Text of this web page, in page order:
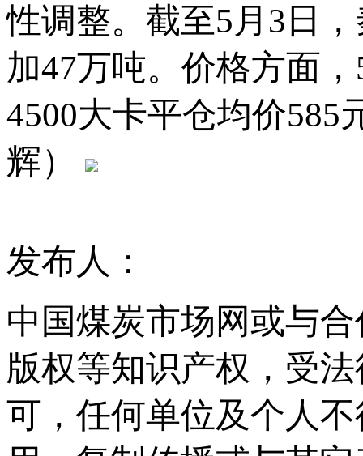
性调整。截至5月3日
加47万吨。价格方面
4500大卡平仓均价585
辉）
发布人：
中国煤炭市场网或与
版权等知识产权，受
可，任何单位及个人